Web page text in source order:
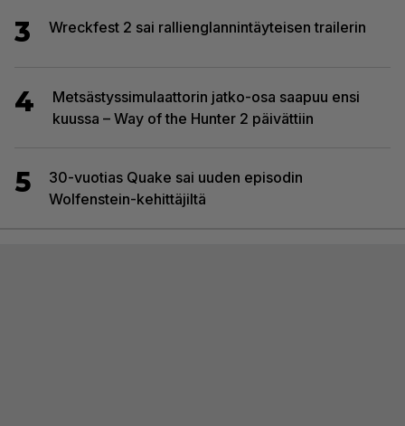
3 Wreckfest 2 sai rallienglannintäyteisen trailerin
4
Metsästyssimulaattorin jatko-osa saapuu ensi
kuussa – Way of the Hunter 2 päivättiin
5
30-vuotias Quake sai uuden episodin
Wolfenstein-kehittäjiltä